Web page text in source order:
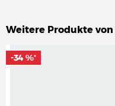
Weitere Produkte von
-34 %*
-34 %*